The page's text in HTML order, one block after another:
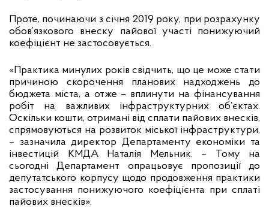
Проте, починаючи з січня 2019 року, при розрахунку
обов’язкового внеску пайової участі понижуючий
коефіцієнт не застосовується.
«Практика минулих років свідчить, що це може стати
причиною скорочення планових надходжень до
бюджета міста, а отже – вплинути на фінансування
робіт на важливих інфраструктурних об’єктах.
Оскільки кошти, отримані від сплати пайових внесків,
спрямовуються на розвиток міської інфраструктури,
– зазначила директор Департаменту економіки та
інвестицій КМДА Наталія Мельник. – Тому на
сьогодні Департамент опрацьовує пропозиції до
депутатського корпусу щодо продовження практики
застосування понижуючого коефіцієнта при сплаті
пайових внесків».